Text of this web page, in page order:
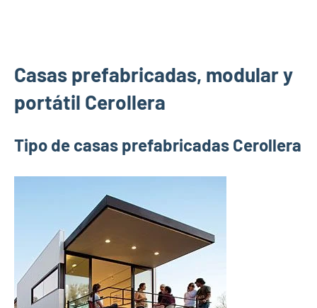
Casas prefabricadas, modular y
portátil Cerollera
Tipo de casas prefabricadas Cerollera